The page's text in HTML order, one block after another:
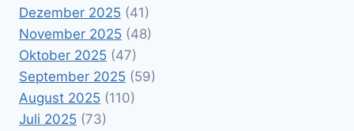
Dezember 2025 (41)
November 2025 (48)
Oktober 2025 (47)
September 2025 (59)
August 2025 (110)
Juli 2025 (73)